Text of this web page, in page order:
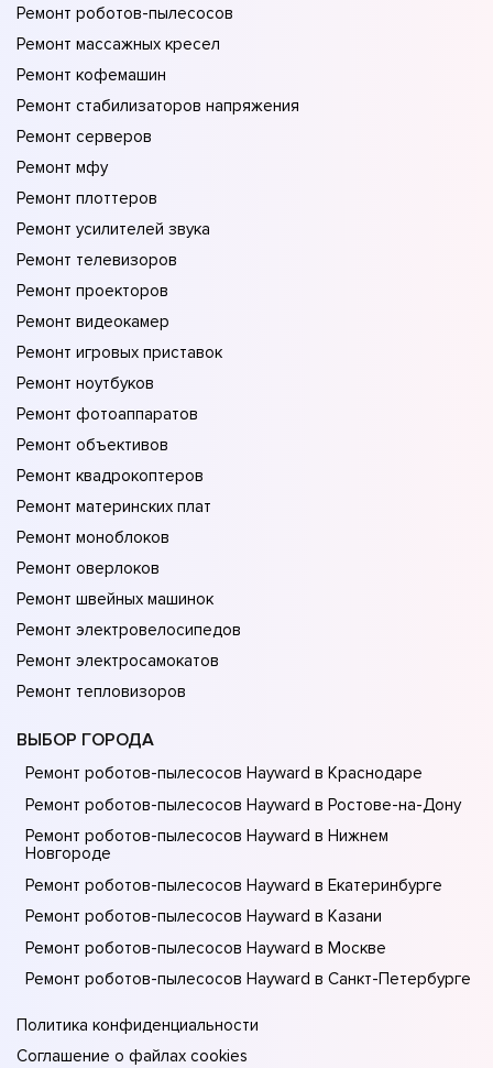
Ремонт роботов-пылесосов
Ремонт массажных кресел
Ремонт кофемашин
Ремонт стабилизаторов напряжения
Ремонт серверов
Ремонт мфу
Ремонт плоттеров
Ремонт усилителей звука
Ремонт телевизоров
Ремонт проекторов
Ремонт видеокамер
Ремонт игровых приставок
Ремонт ноутбуков
Ремонт фотоаппаратов
Ремонт объективов
Ремонт квадрокоптеров
Ремонт материнских плат
Ремонт моноблоков
Ремонт оверлоков
Ремонт швейных машинок
Ремонт электровелосипедов
Ремонт электросамокатов
Ремонт тепловизоров
ВЫБОР ГОРОДА
Ремонт роботов-пылесосов Hayward в Краснодаре
Ремонт роботов-пылесосов Hayward в Ростове-на-Донy
Ремонт роботов-пылесосов Hayward в Нижнем
Новгороде
Ремонт роботов-пылесосов Hayward в Екатеринбурге
Ремонт роботов-пылесосов Hayward в Казани
Ремонт роботов-пылесосов Hayward в Москве
Ремонт роботов-пылесосов Hayward в Санкт-Петербурге
Политика конфиденциальности
Соглашение о файлах cookies